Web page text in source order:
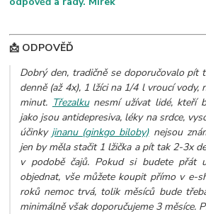
📩 ODPOVĚĎ
Dobrý den, tradičně se doporučovalo pít
denně (až 4x), 1 lžíci na 1/4 l vroucí vody,
minut. Třezalkunesmí užívat lidé, kteří
jako jsou antidepresiva, léky na srdce,
účinky jinanu (ginkgo biloby)nejsou
jen by měla stačit 1 lžička a pít tak 2-3x
v podobě čajů. Pokud si budete přát
objednat, vše můžete koupit přímo v e-
roků nemoc trvá, tolik měsíců bude
minimálně však doporučujeme 3 měsíce.